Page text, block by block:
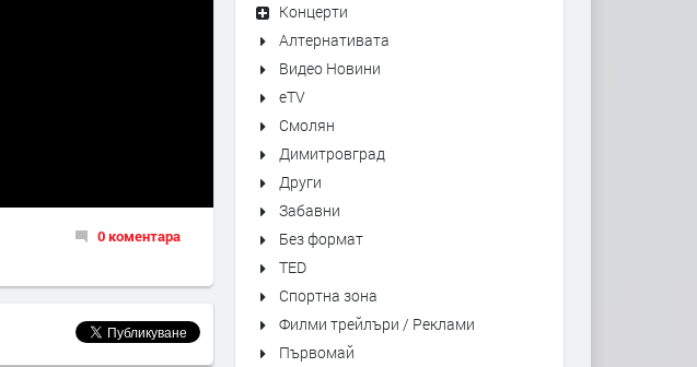
0 коментара
Концерти
Алтернативата
Видео Новини
eTV
Смолян
Димитровград
Други
Забавни
Без формат
TED
Спортна зона
Филми трейлъри / Реклами
Първомай